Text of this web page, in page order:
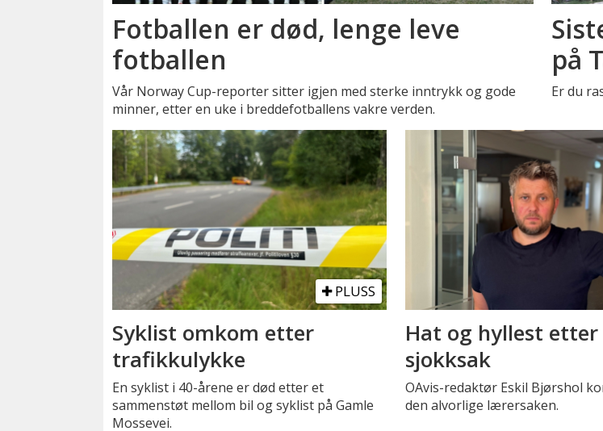
Fotballen er død, lenge leve
fotballen
Vår Norway Cup-reporter sitter igjen med sterke inntrykk og gode
minner, etter en uke i breddefotballens vakre verden.
på
Er du
PLUSS
Syklist omkom etter
trafikkulykke
En syklist i 40-årene er død etter et
sammenstøt mellom bil og syklist på Gamle
Mossevei.
Hat og hyllest etter
sjokksak
OAvis-redaktør Eskil Bjørshol
den alvorlige lærersaken.